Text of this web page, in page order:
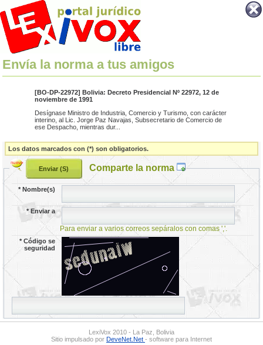
Envía la norma a tus amigos
[BO-DP-22972] Bolivia: Decreto Presidencial Nº 22972, 12 de
noviembre de 1991
Desígnase Ministro de Industria, Comercio y Turismo, con carácter
interino, al Lic. Jorge Paz Navajas, Subsecretario de Comercio de
ese Despacho, mientras dur...
Los datos marcados con (*) son obligatorios.
Comparte la norma
*Nombre(s)
*Enviar a
Para enviar a varios correos sepáralos con comas ','.
*Código se
seguridad
LexiVox 2010 - La Paz, Bolivia
Sitio impulsado por DeveNet.Net - software para Internet